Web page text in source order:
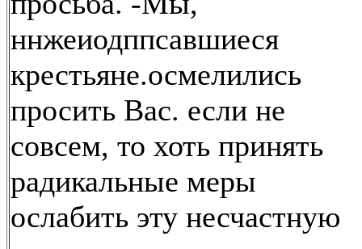
ннжеиодппсавшиеся
крестьяне.осмелились
просить Вас. если не
совсем, то хоть принять
радикальные меры
ослабить эту несчастную